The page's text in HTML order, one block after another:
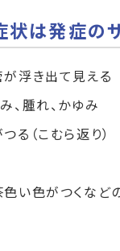
状は発症の
浮き出て見える
、腫れ、かゆみ
る（こむら返り）
い色がつくなど